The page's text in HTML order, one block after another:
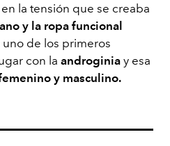
la tensión que se creaba
y la ropa funcional
de los primeros
con la androginia y esa
y masculino.